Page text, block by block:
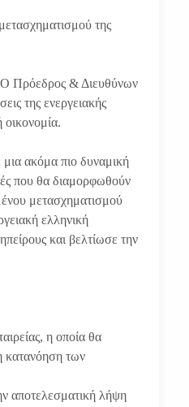
της
Ο Πρόεδρος & Διευθύνων
της ενεργειακής
ακόμα πιο δυναμική
που θα διαμορφωθούν
μετασχηματισμού
ελληνική
και βελτίωσε την
η οποία θα
κατανόηση των
αποτελεσματική λήψη